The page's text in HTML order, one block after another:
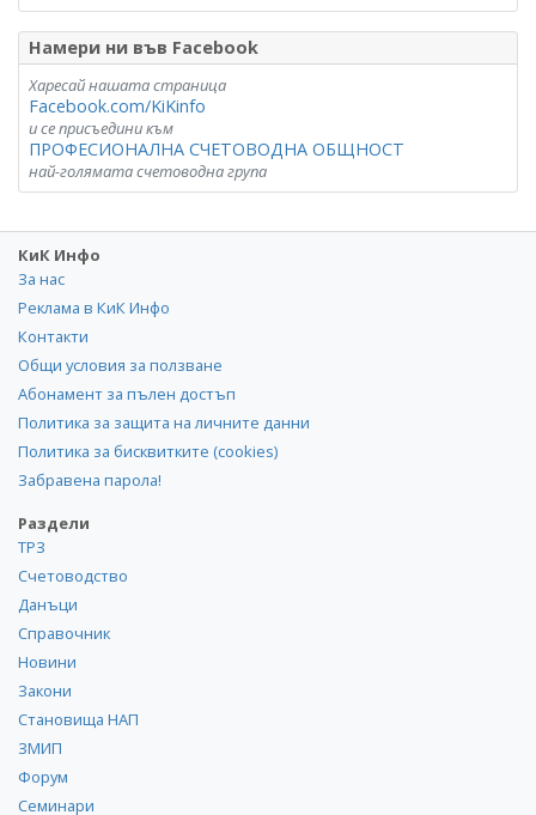
Намери ни във Facebook
Харесай нашата страница
Facebook.com/KiKinfo
и се присъедини към
ПРОФЕСИОНАЛНА СЧЕТОВОДНА ОБЩНОСТ
най-голямата счетоводна група
КиК Инфо
За нас
Реклама в КиК Инфо
Контакти
Общи условия за ползване
Абонамент за пълен достъп
Политика за защита на личните данни
Политика за бисквитките (cookies)
Забравена парола!
Раздели
ТРЗ
Счетоводство
Данъци
Справочник
Новини
Закони
Становища НАП
ЗМИП
Форум
Семинари